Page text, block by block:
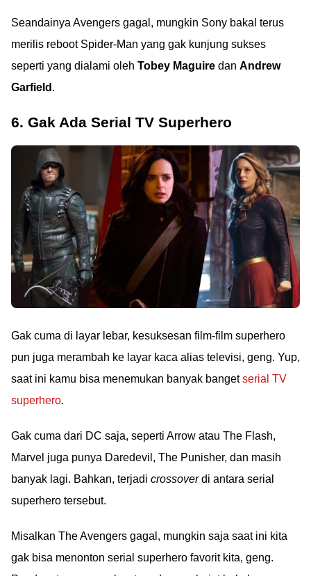
Seandainya Avengers gagal, mungkin Sony bakal terus
merilis reboot Spider-Man yang gak kunjung sukses
seperti yang dialami oleh Tobey Maguire dan Andrew
Garfield .
6. Gak Ada Serial TV Superhero
Gak cuma di layar lebar, kesuksesan film-film superhero
pun juga merambah ke layar kaca alias televisi, geng. Yup,
saat ini kamu bisa menemukan banyak bangetserial TV
superhero.
Gak cuma dari DC saja, seperti Arrow atau The Flash,
Marvel juga punya Daredevil, The Punisher, dan masih
banyak lagi. Bahkan, terjadi crossoverdi antara serial
superhero tersebut.
Misalkan The Avengers gagal, mungkin saja saat ini kita
gak bisa menonton serial superhero favorit kita, geng.